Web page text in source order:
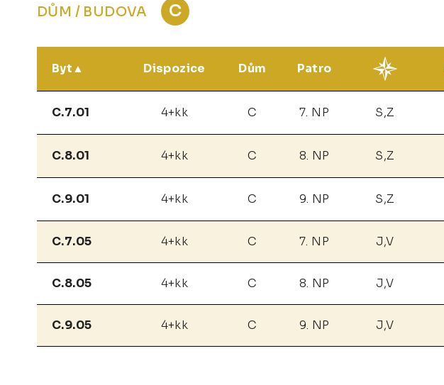
DŮM / BUDOVA C
Byt Dispozice Dům Patro
C.7.01 4+kk C 7. NP S,Z
C.8.01 4+kk C 8. NP S,Z
C.9.01 4+kk C 9. NP S,Z
C.7.05 4+kk C 7. NP J,V
C.8.05 4+kk C 8. NP J,V
C.9.05 4+kk C 9. NP J,V